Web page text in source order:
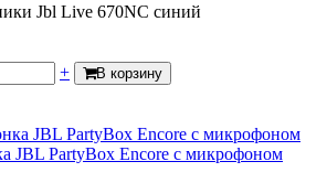
Jbl Live 670NC синий
+ В корзину
JBL PartyBox Encore с микрофоном